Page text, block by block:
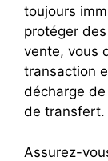
toujours
protéger
vente, vous
transaction
décharge
de transfert.
Assurez-